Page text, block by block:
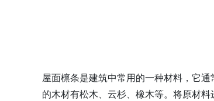
屋面檩条是建筑中常用的一种材料，它
的木材有松木、云杉、橡木等。将原材